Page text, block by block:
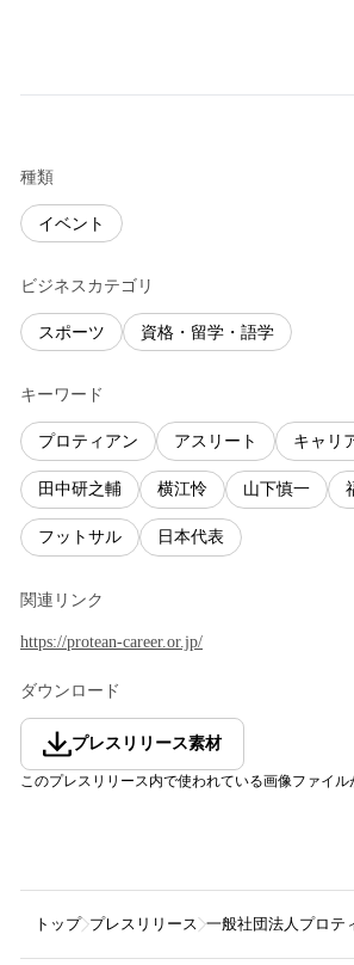
種類
イベント
ビジネスカテゴリ
スポーツ 資格・留学・語学
キーワード
プロティアン アスリート キャリ
田中研之輔 横江怜 山下慎一
フットサル 日本代表
関連リンク
https://protean-career.or.jp/
ダウンロード
プレスリリース素材
このプレスリリース内で使われている画像ファイ
トップ プレスリリース 一般社団法人プロテ